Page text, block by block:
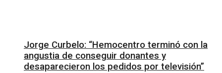
Jorge Curbelo: “Hemocentro terminó con la
angustia de conseguir donantes y
desaparecieron los pedidos por televisión”